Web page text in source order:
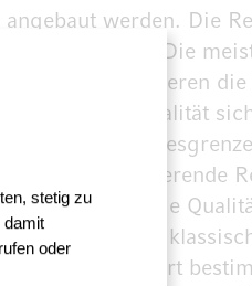
stetig zu
damit
oder
werden. Die
ist. Die
Hier profitieren die
deren Weinqualität
der
gilt als dominierende
Rolle. Um die
Zu den
Für den Export